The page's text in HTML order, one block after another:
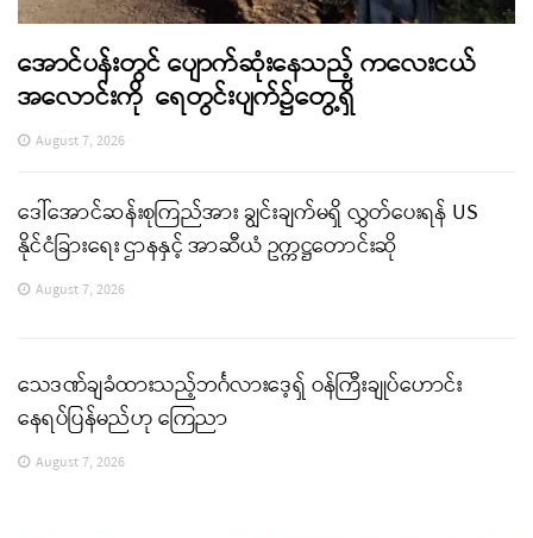
အောင်ပန်းတွင် ပျောက်ဆုံးနေသည့် ကလေးငယ်
အလောင်းကို ရေတွင်းပျက်၌တွေ့ရှိ
August 7, 2026
ဒေါ်အောင်ဆန်းစုကြည်အား ချွင်းချက်မရှိ လွှတ်ပေးရန် US
နိုင်ငံခြားရေး ဌာနနှင့် အာဆီယံ ဥက္ကဋ္ဌတောင်းဆို
August 7, 2026
သေဒဏ်ချခံထားသည့်ဘင်္ဂလားဒေ့ရှ် ဝန်ကြီးချုပ်ဟောင်း
နေရပ်ပြန်မည်ဟု ကြေညာ
August 7, 2026